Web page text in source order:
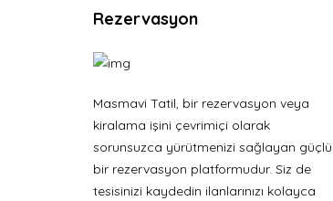
Rezervasyon
Masmavi Tatil, bir rezervasyon veya
kiralama işini çevrimiçi olarak
sorunsuzca yürütmenizi sağlayan güçlü
bir rezervasyon platformudur. Siz de
tesisinizi kaydedin ilanlarınızı kolayca